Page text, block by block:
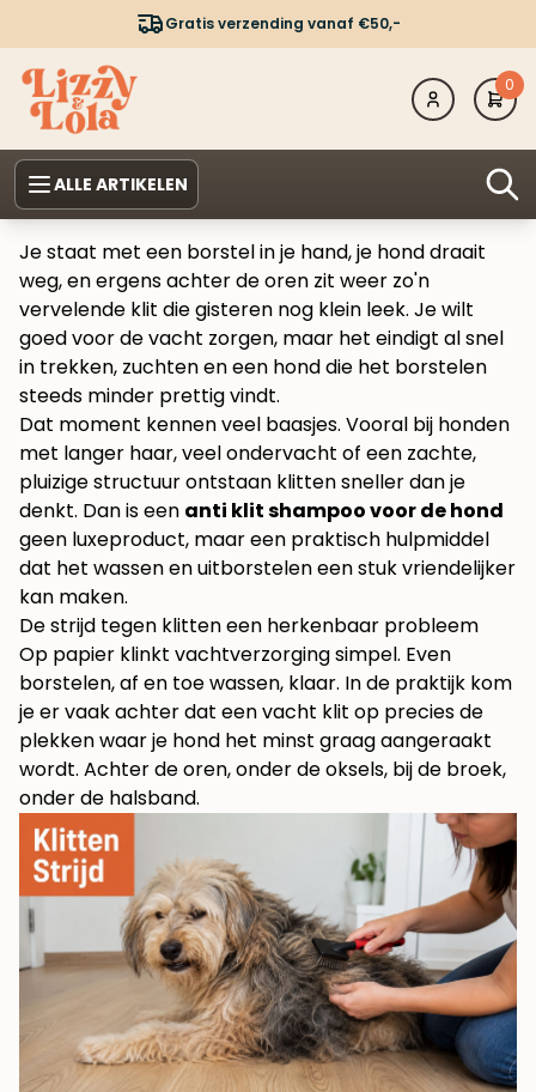
Gratis verzending vanaf €50,-
0
ALLE ARTIKELEN
Je staat met een borstel in je hand, je hond draait
weg, en ergens achter de oren zit weer zo'n
vervelende klit die gisteren nog klein leek. Je wilt
goed voor de vacht zorgen, maar het eindigt al snel
in trekken, zuchten en een hond die het borstelen
steeds minder prettig vindt.
Dat moment kennen veel baasjes. Vooral bij honden
met langer haar, veel ondervacht of een zachte,
pluizige structuur ontstaan klitten sneller dan je
denkt. Dan is een anti klit shampoo voor de hond
geen luxeproduct, maar een praktisch hulpmiddel
dat het wassen en uitborstelen een stuk vriendelijker
kan maken.
De strijd tegen klitten een herkenbaar probleem
Op papier klinkt vachtverzorging simpel. Even
borstelen, af en toe wassen, klaar. In de praktijk kom
je er vaak achter dat een vacht klit op precies de
plekken waar je hond het minst graag aangeraakt
wordt. Achter de oren, onder de oksels, bij de broek,
onder de halsband.